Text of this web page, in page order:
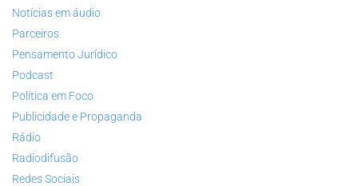
Notícias em áudio
Parceiros
Pensamento Jurídico
Podcast
Política em Foco
Publicidade e Propaganda
Rádio
Radiodifusão
Redes Sociais